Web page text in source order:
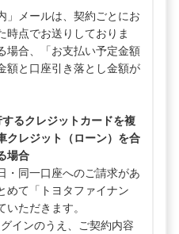
」メールは、契約ごとにお
時点でお送りしておりま
場合、「お支払い予定金額
額と口座引き落とし金額が
るクレジットカードを複
クレジット（ローン）を合
場合
・同一口座へのご請求があ
めて「トヨタファイナン
ただきます。
インのうえ、ご契約内容